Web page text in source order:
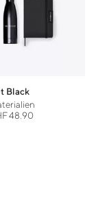
Black
48.90